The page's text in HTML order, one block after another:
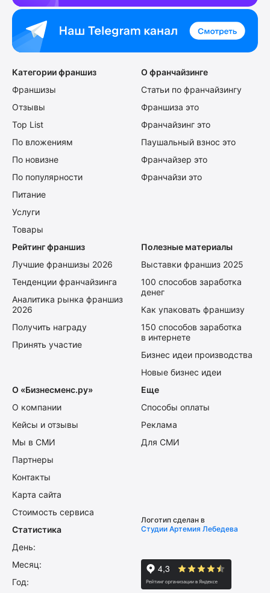
Категории франшиз
Франшизы
Отзывы
Top List
По вложениям
По новизне
По популярности
Питание
Услуги
Товары
О франчайзинге
Статьи по франчайзингу
Франшиза это
Франчайзинг это
Паушальный взнос это
Франчайзер это
Франчайзи это
Рейтинг франшиз
Лучшие франшизы 2026
Тенденции франчайзинга
Аналитика рынка франшиз
2026
Получить награду
Принять участие
Полезные материалы
Выставки франшиз 2025
100 способов заработка
денег
Как упаковать франшизу
150 способов заработка
в интернете
Бизнес идеи производства
Новые бизнес идеи
О «Бизнесменс.ру»
О компании
Кейсы и отзывы
Мы в СМИ
Партнеры
Контакты
Карта сайта
Стоимость сервиса
Еще
Способы оплаты
Реклама
Для СМИ
Статистика
День:
Месяц:
Год:
Логотип сделан в
Студии Артемия Лебедева